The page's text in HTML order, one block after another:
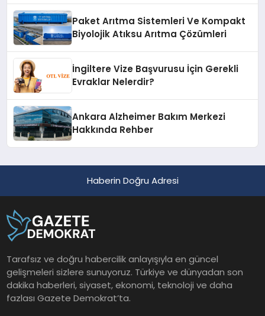
Paket Arıtma Sistemleri Ve Kompakt
Biyolojik Atıksu Arıtma Çözümleri
İngiltere Vize Başvurusu İçin Gerekli
Evraklar Nelerdir?
Ankara Alzheimer Bakım Merkezi
Hakkında Rehber
Haberin Doğru Adresi
Tarafsız ve doğru habercilik anlayışıyla en güncel
gelişmeleri sizlere sunuyoruz. Türkiye ve dünyadan son
dakika haberleri, siyaset, ekonomi, teknoloji ve daha
fazlası Gazete Demokrat’ta.